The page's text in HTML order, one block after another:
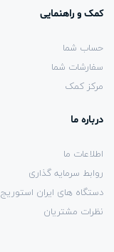
کمک و راهنمایی
حساب شما
سفارشات شما
مرکز کمک
درباره ما
اطلاعات ما
روابط سرمایه گذاری
دستگاه های ایران استوریج
نظرات مشتریان